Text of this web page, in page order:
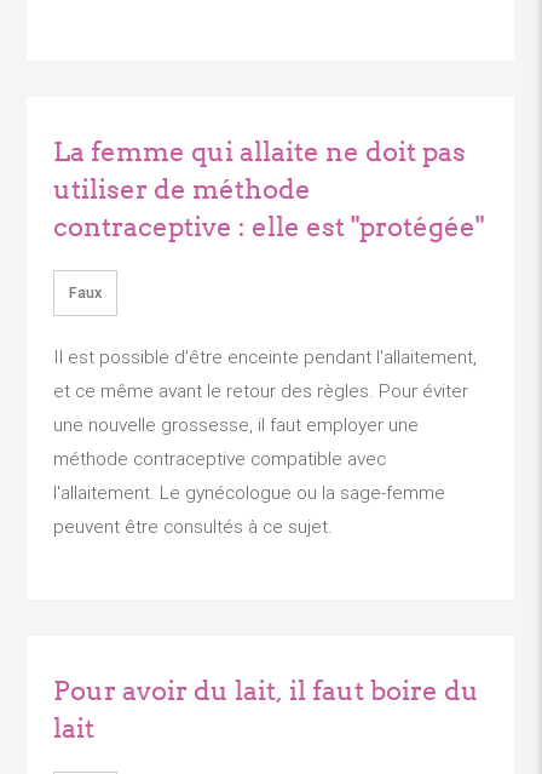
La femme qui allaite ne doit pas
utiliser de méthode
contraceptive : elle est "protégée"
Faux
Il est possible d'être enceinte pendant l'allaitement,
et ce même avant le retour des règles. Pour éviter
une nouvelle grossesse, il faut employer une
méthode contraceptive compatible avec
l'allaitement. Le gynécologue ou la sage-femme
peuvent être consultés à ce sujet.
Pour avoir du lait, il faut boire du
lait